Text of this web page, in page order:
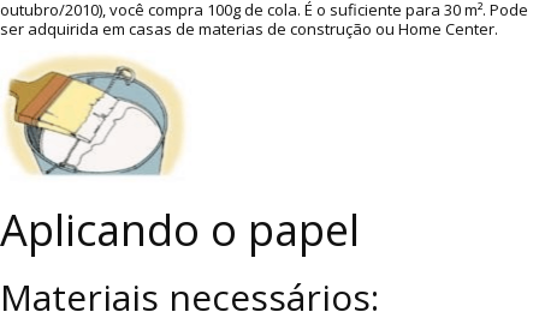
outubro/2010), você compra 100g de cola. É o suficiente para 30 m². Pode
ser adquirida em casas de materias de construção ou Home Center.
Aplicando o papel
Materiais necessários: